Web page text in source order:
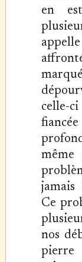
en
celle-
Ce
nos